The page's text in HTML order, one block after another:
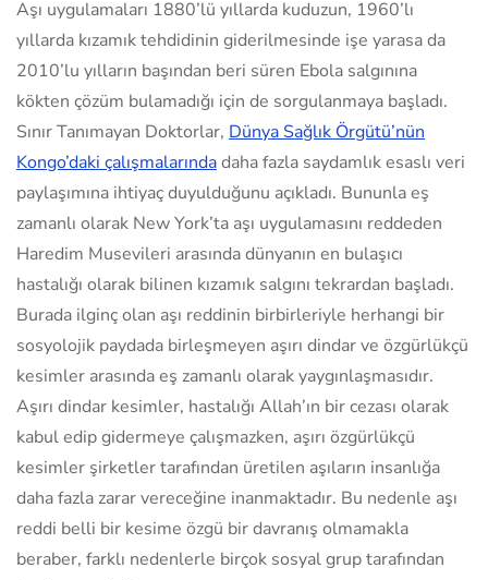
Aşı uygulamaları 1880’lü yıllarda kuduzun, 1960’lı
yıllarda kızamık tehdidinin giderilmesinde işe yarasa da
2010’lu yılların başından beri süren Ebola salgınına
kökten çözüm bulamadığı için de sorgulanmaya başladı.
Sınır Tanımayan Doktorlar, Dünya Sağlık Örgütü’nün
Kongo’daki çalışmalarındadaha fazla saydamlık esaslı veri
paylaşımına ihtiyaç duyulduğunu açıkladı. Bununla eş
zamanlı olarak New York’ta aşı uygulamasını reddeden
Haredim Musevileri arasında dünyanın en bulaşıcı
hastalığı olarak bilinen kızamık salgını tekrardan başladı.
Burada ilginç olan aşı reddinin birbirleriyle herhangi bir
sosyolojik paydada birleşmeyen aşırı dindar ve özgürlükçü
kesimler arasında eş zamanlı olarak yaygınlaşmasıdır.
Aşırı dindar kesimler, hastalığı Allah’ın bir cezası olarak
kabul edip gidermeye çalışmazken, aşırı özgürlükçü
kesimler şirketler tarafından üretilen aşıların insanlığa
daha fazla zarar vereceğine inanmaktadır. Bu nedenle aşı
reddi belli bir kesime özgü bir davranış olmamakla
beraber, farklı nedenlerle birçok sosyal grup tarafından